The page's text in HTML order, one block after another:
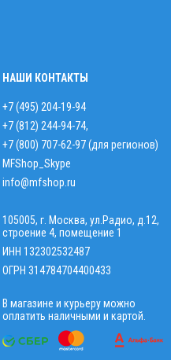
НАШИ КОНТАКТЫ
+7 (495) 204-19-94
+7 (812) 244-94-74,
+7 (800) 707-62-97 (для регионов)
MFShop_Skype
info@mfshop.ru
105005, г. Москва, ул.Радио, д.12,
строение 4, помещение 1
ИНН 132302532487
ОГРН 314784704400433
В магазине и курьеру можно
оплатить наличными и картой.